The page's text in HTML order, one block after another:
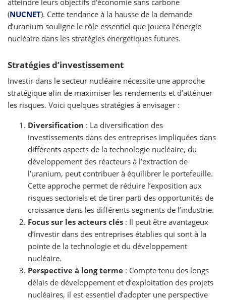
atteindre leurs objectifs d'économie sans carbone
(NUCNET). Cette tendance à la hausse de la demande
d’uranium souligne le rôle essentiel que jouera l’énergie
nucléaire dans les stratégies énergétiques futures.
Stratégies d’investissement
Investir dans le secteur nucléaire nécessite une approche
stratégique afin de maximiser les rendements et d’atténuer
les risques. Voici quelques stratégies à envisager :
Diversification : La diversification des
investissements dans des entreprises impliquées dans
différents aspects de la technologie nucléaire, du
développement des réacteurs à l’extraction de
l’uranium, peut contribuer à équilibrer le portefeuille.
Cette approche permet de réduire l’exposition aux
risques sectoriels et de tirer parti des opportunités de
croissance dans les différents segments de l’industrie.
Focus sur les acteurs clés : Il peut être avantageux
d’investir dans des entreprises établies qui sont à la
pointe de la technologie et du développement
nucléaire.
Perspective à long terme : Compte tenu des longs
délais de développement et d’exploitation des projets
nucléaires, il est essentiel d’adopter une perspective